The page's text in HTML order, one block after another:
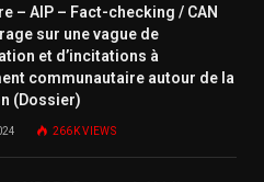
– AIP – Fact-checking / CAN
sur une vague de
et d’incitations à
communautaire autour de la
(Dossier)
266KVIEWS